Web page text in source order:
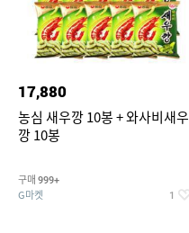
17,880
농심 새우깡 10봉 + 와사비새우
깡 10봉
구매 999+
G마켓 1